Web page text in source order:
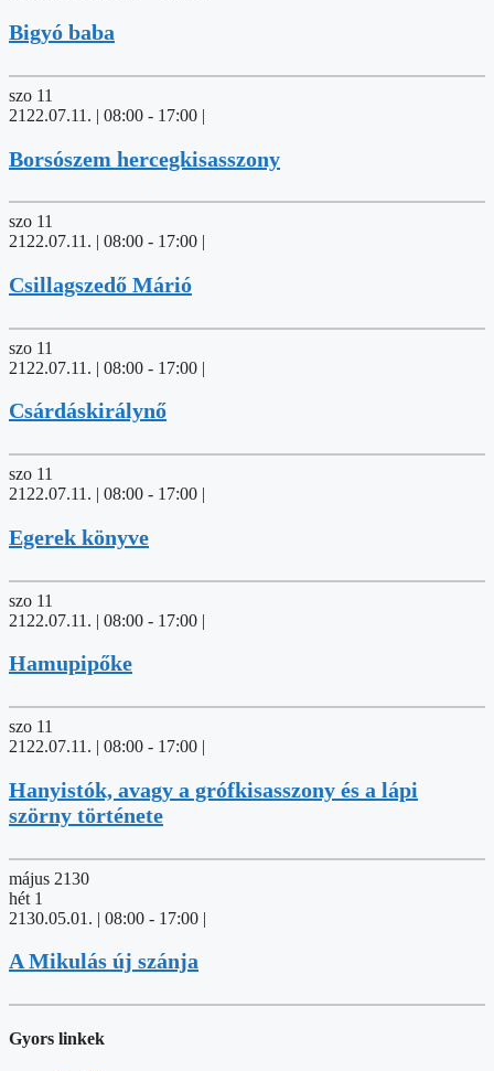
Bigyó baba
szo 11
2122.07.11. | 08:00 - 17:00 |
Borsószem hercegkisasszony
szo 11
2122.07.11. | 08:00 - 17:00 |
Csillagszedő Márió
szo 11
2122.07.11. | 08:00 - 17:00 |
Csárdáskirálynő
szo 11
2122.07.11. | 08:00 - 17:00 |
Egerek könyve
szo 11
2122.07.11. | 08:00 - 17:00 |
Hamupipőke
szo 11
2122.07.11. | 08:00 - 17:00 |
Hanyistók, avagy a grófkisasszony és a lápi
szörny története
május 2130
hét 1
2130.05.01. | 08:00 - 17:00 |
A Mikulás új szánja
Gyors linkek